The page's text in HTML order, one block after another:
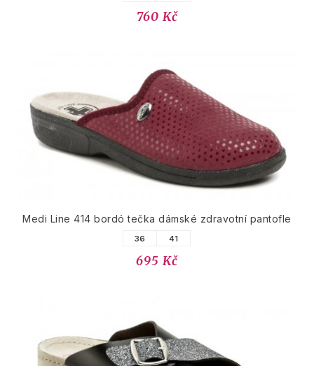
760 Kč
Medi Line 414 bordó tečka dámské zdravotní pantofle
36 41
695 Kč